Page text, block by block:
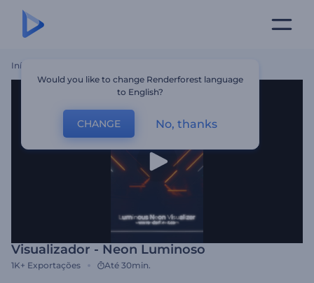
Início
Visualizador - Neon Luminoso
1K+ Exportações Até 30min.
Would you like to change Renderforest language
to English?
CHANGE No, thanks